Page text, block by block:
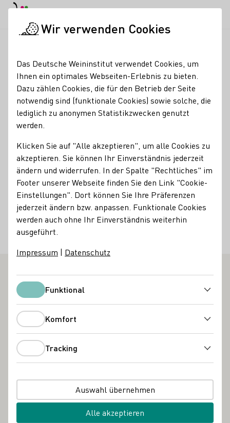
Weinbergswanderung
Registrierung erforderlich
Die Winzerin Andrea Engler-Waibel wandert mit Ihnen in
den Weinberg und gibt Ihnen einen Einblick in die
saisonalen Arbeiten und den Winzeralltag • Laubarbeiten •
Bodenpflege • Junganlagen u.v.m. • wir stärken uns an
Stationen mit Weinen und Fingerfood Treffpunkt in
wettergerechter Kleidung und Schuhe im Weingut Engler
Teilnahme 35 € p. P. ca. 4 Stunden. Anmeldung und
Vorauskasse
Wir verwenden Cookies
Das Deutsche Weininstitut verwendet Cookies, um
Ihnen ein optimales Webseiten-Erlebnis zu bieten.
Dazu zählen Cookies, die für den Betrieb der Seite
notwendig sind (funktionale Cookies) sowie solche, die
lediglich zu anonymen Statistikzwecken genutzt
werden.
Klicken Sie auf "Alle akzeptieren", um alle Cookies zu
akzeptieren. Sie können Ihr Einverständnis jederzeit
ändern und widerrufen. In der Spalte "Rechtliches" im
Footer unserer Webseite finden Sie den Link "Cookie-
Einstellungen". Dort können Sie Ihre Präferenzen
jederzeit ändern bzw. anpassen. Funktionale Cookies
werden auch ohne Ihr Einverständnis weiterhin
ausgeführt.
Impressum | Datenschutz
FunktionalFunktional
Komfort
Tracking
Auswahl übernehmen
Alle akzeptieren